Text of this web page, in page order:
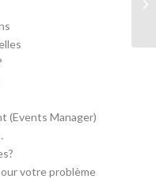
(Events Manager)
votre problème